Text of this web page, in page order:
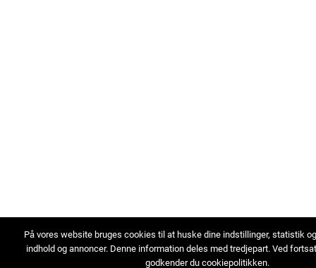
På vores website bruges cookies til at huske dine indstillinger, statistik
indhold og annoncer. Denne information deles med tredjepart. Ved
godkender du cookiepolitikken.